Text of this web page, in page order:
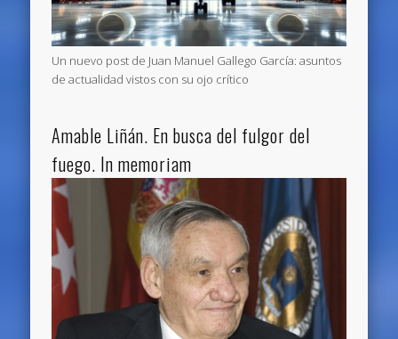
Un nuevo post de Juan Manuel Gallego García: asuntos
de actualidad vistos con su ojo crítico
Amable Liñán. En busca del fulgor del
fuego. In memoriam